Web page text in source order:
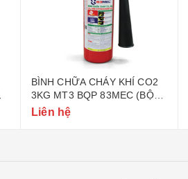
BÌNH CHỮA CHÁY KHÍ CO2
3KG MT3 BQP 83MEC (BỘ
QUỐC PHÒNG)
Liên hệ